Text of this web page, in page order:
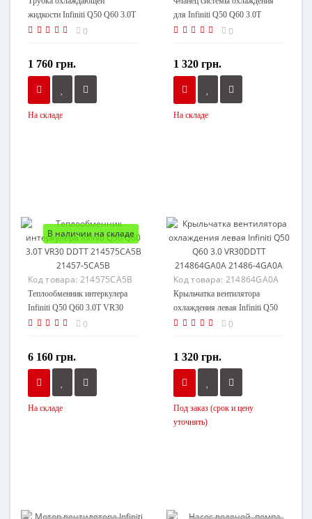
жидкости Infiniti Q50 Q60 3.0T
VR30DDTT 215375CA0A
0
1 760 грн.
На складе
для Infiniti Q50 Q60 3.0T
130495CA0A 13049-5CA0A
0
1 320 грн.
На складе
В наличии на складе
Код товара: 214575CA5B
Теплообменник интеркулера
Infiniti Q50 Q60 3.0T VR30
DDTT 214575CA5B 21457-
0
6 160 грн.
На складе
Код товара: 214864GA0A
Крыльчатка вентилятора
охлаждения левая Infiniti Q50
Q60 3.0 VR30DDTT
0
1 320 грн.
Под заказ (срок и цену
уточнять)